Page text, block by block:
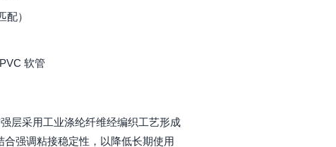
）
软管
层采用工业涤纶纤维经编织工艺形成
强调粘接稳定性，以降低长期使用